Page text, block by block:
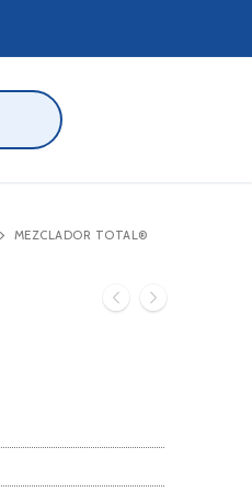
MEZCLADOR TOTAL®